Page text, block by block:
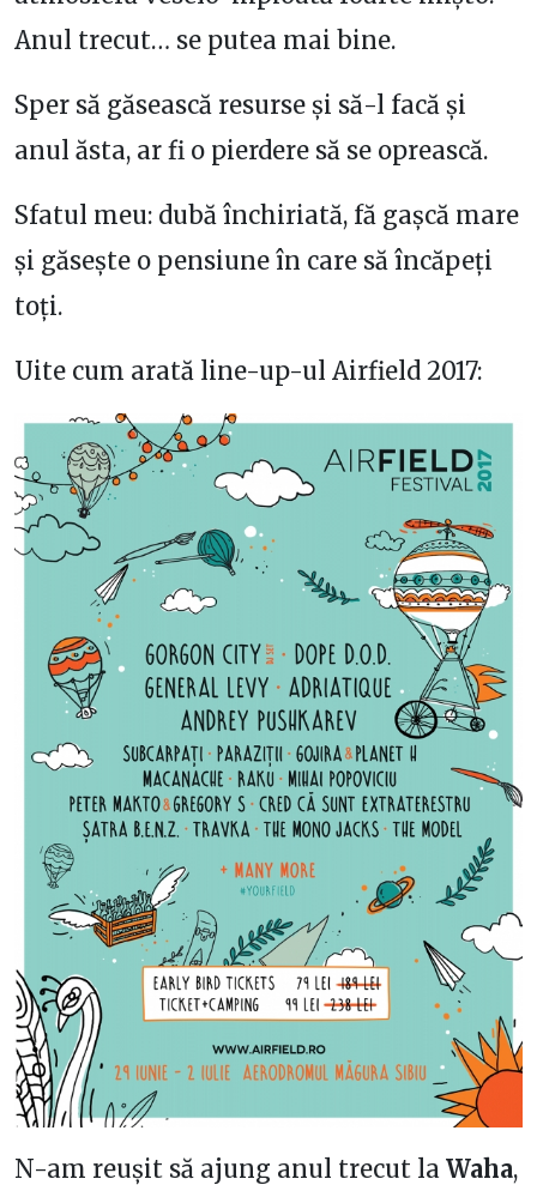
Anul trecut… se putea mai bine.
Sper să găsească resurse și să-l facă și
anul ăsta, ar fi o pierdere să se oprească.
Sfatul meu: dubă închiriată, fă gașcă mare
și găsește o pensiune în care să încăpeți
toți.
Uite cum arată line-up-ul Airfield 2017:
N-am reușit să ajung anul trecut la Waha,